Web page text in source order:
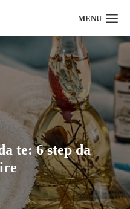
MENU
te: 6 step da